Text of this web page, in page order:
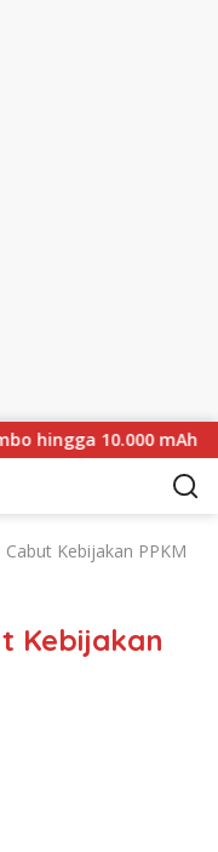
10.000 mAh
Cabut Kebijakan PPKM
Kebijakan